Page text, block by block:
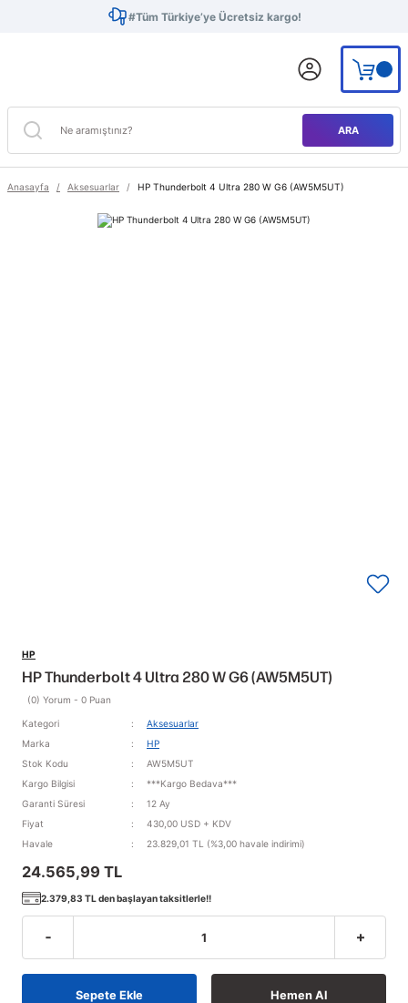
#Tüm Türkiye’ye Ücretsiz kargo!
ARA
Anasayfa Aksesuarlar HP Thunderbolt 4 Ultra 280 W G6 (AW5M5UT)
HP
HP Thunderbolt 4 Ultra 280 W G6 (AW5M5UT)
(0) Yorum - 0 Puan
Kategori
Aksesuarlar
Marka
HP
Stok Kodu
AW5M5UT
Kargo Bilgisi
***Kargo Bedava***
Garanti Süresi
12 Ay
Fiyat
430,00 USD + KDV
Havale
23.829,01 TL (%3,00 havale indirimi)
24.565,99 TL
2.379,83 TL den başlayan taksitlerle!!
Sepete Ekle Hemen Al